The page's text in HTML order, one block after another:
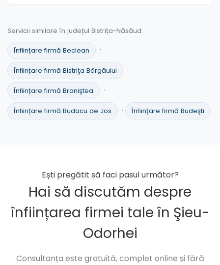
Servicii similare în județul Bistrița-Năsăud:
Înființare firmă Beclean ·
Înființare firmă Bistriţa Bârgăului ·
Înființare firmă Braniştea ·
Înființare firmă Budacu de Jos · Înființare firmă Budeşti
Ești pregătit să faci pasul următor?
Hai să discutăm despre
înființarea firmei tale în Şieu-
Odorhei
Consultanța este gratuită, complet online și fără